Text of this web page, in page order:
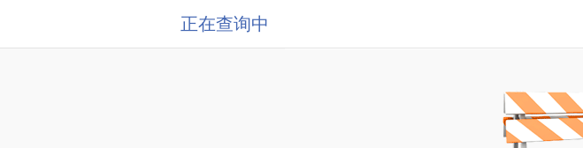
正在查询中